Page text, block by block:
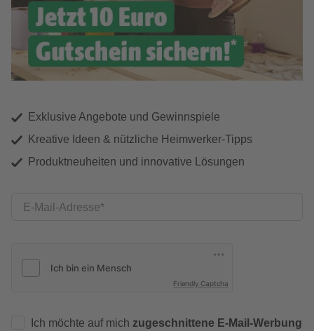
Exklusive Angebote und Gewinnspiele
Kreative Ideen & nützliche Heimwerker-Tipps
Produktneuheiten und innovative Lösungen
E-Mail-Adresse
Friendly Captcha
Ich möchte auf mich zugeschnittene E-Mail-Werbung